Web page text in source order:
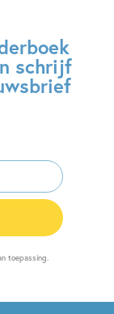
schrijf
toepassing.